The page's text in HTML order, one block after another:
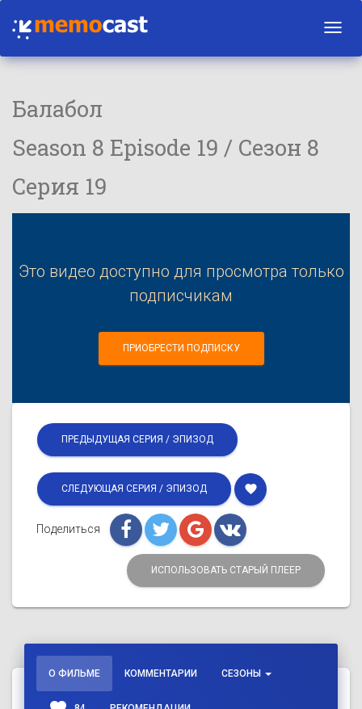
Балабол
Season 8 Episode 19 / Сезон 8
Серия 19
Это видео доступно для просмотра только
подписчикам
ПРИОБРЕСТИ ПОДПИСКУ
ПРЕДЫДУЩАЯ СЕРИЯ / ЭПИЗОД
СЛЕДУЮЩАЯ СЕРИЯ / ЭПИЗОД favorite
Поделиться
ИСПОЛЬЗОВАТЬ СТАРЫЙ ПЛЕЕР
О ФИЛЬМЕ КОММЕНТАРИИ СЕЗОНЫ